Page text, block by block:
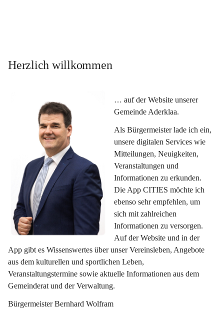
Herzlich willkommen
… auf der Website unserer
Gemeinde Aderklaa.
Als Bürgermeister lade ich ein,
unsere digitalen Services wie
Mitteilungen, Neuigkeiten,
Veranstaltungen und
Informationen zu erkunden.
Die App CITIES möchte ich
ebenso sehr empfehlen, um
sich mit zahlreichen
Informationen zu versorgen.
Auf der Website und in der
App gibt es Wissenswertes über unser Vereinsleben, Angebote
aus dem kulturellen und sportlichen Leben,
Veranstaltungstermine sowie aktuelle Informationen aus dem
Gemeinderat und der Verwaltung.
Bürgermeister Bernhard Wolfram